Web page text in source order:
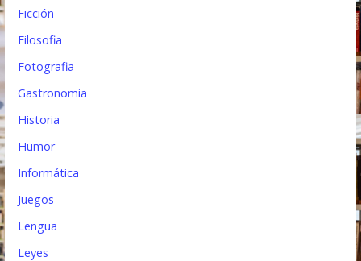
Ficción
Filosofia
Fotografia
Gastronomia
Historia
Humor
Informática
Juegos
Lengua
Leyes